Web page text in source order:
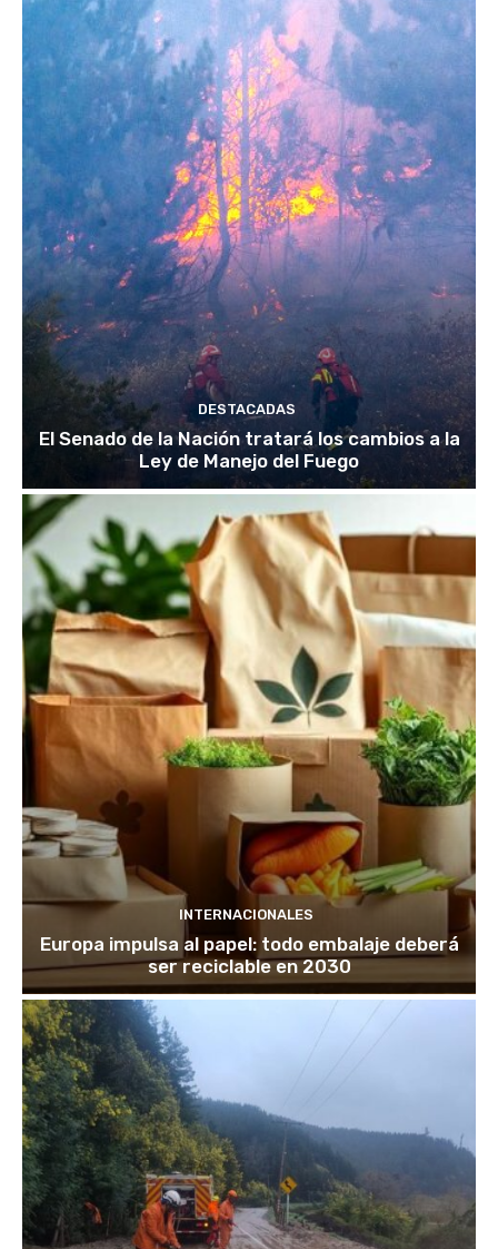
DESTACADAS
El Senado de la Nación tratará los cambios a la
Ley de Manejo del Fuego
INTERNACIONALES
Europa impulsa al papel: todo embalaje deberá
ser reciclable en 2030